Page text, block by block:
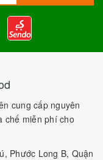
cung cấp nguyên
chế miễn phí cho
Phước Long B, Quận